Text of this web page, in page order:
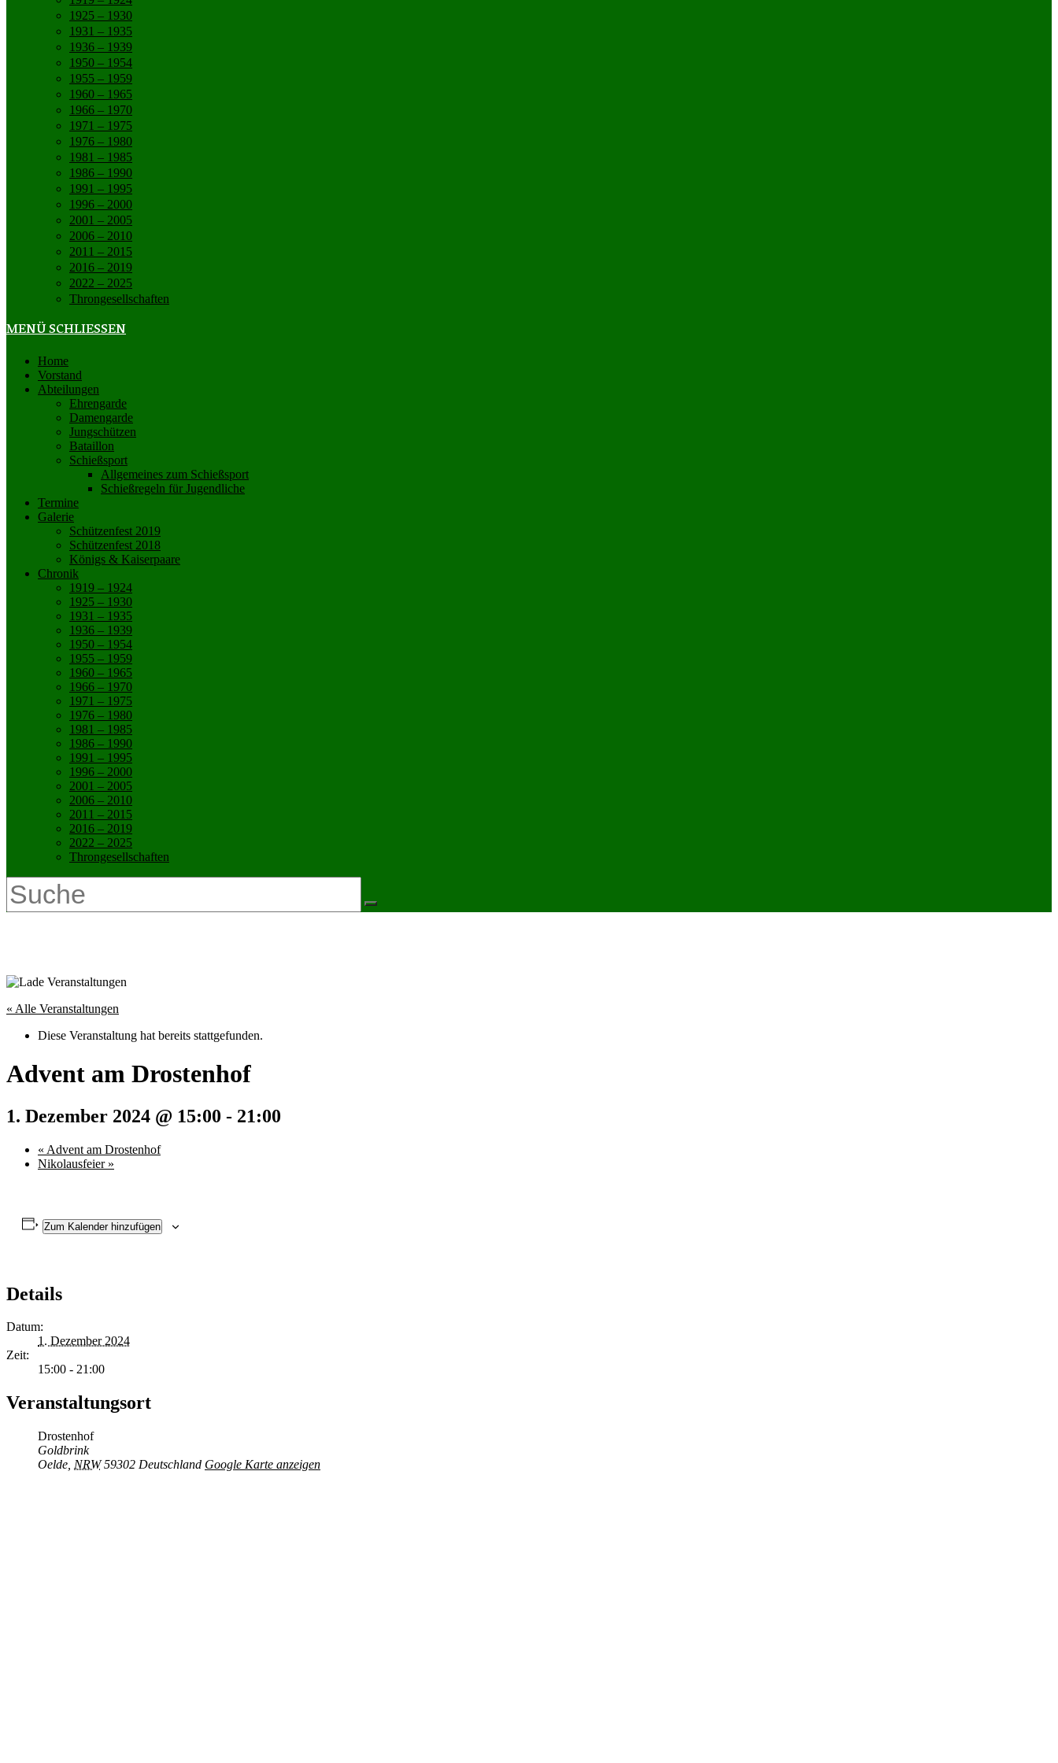
1925 – 1930
1931 – 1935
1936 – 1939
1950 – 1954
1955 – 1959
1960 – 1965
1966 – 1970
1971 – 1975
1976 – 1980
1981 – 1985
1986 – 1990
1991 – 1995
1996 – 2000
2001 – 2005
2006 – 2010
2011 – 2015
2016 – 2019
2022 – 2025
Throngesellschaften
MENÜSCHLIESSEN
Home
Vorstand
Abteilungen
Ehrengarde
Damengarde
Jungschützen
Bataillon
Schießsport
Allgemeines zum Schießsport
Schießregeln für Jugendliche
Termine
Galerie
Schützenfest 2019
Schützenfest 2018
Königs & Kaiserpaare
Chronik
1919 – 1924
1925 – 1930
1931 – 1935
1936 – 1939
1950 – 1954
1955 – 1959
1960 – 1965
1966 – 1970
1971 – 1975
1976 – 1980
1981 – 1985
1986 – 1990
1991 – 1995
1996 – 2000
2001 – 2005
2006 – 2010
2011 – 2015
2016 – 2019
2022 – 2025
Throngesellschaften
« Alle Veranstaltungen
Diese Veranstaltung hat bereits stattgefunden.
Advent am Drostenhof
1. Dezember 2024 @ 15:00 - 21:00
« Advent am Drostenhof
Nikolausfeier »
Zum Kalender hinzufügen
Details
Datum:
1. Dezember 2024
Zeit:
15:00 - 21:00
Veranstaltungsort
Drostenhof
Goldbrink
Oelde NRW 59302 Deutschland Google Karte anzeigen